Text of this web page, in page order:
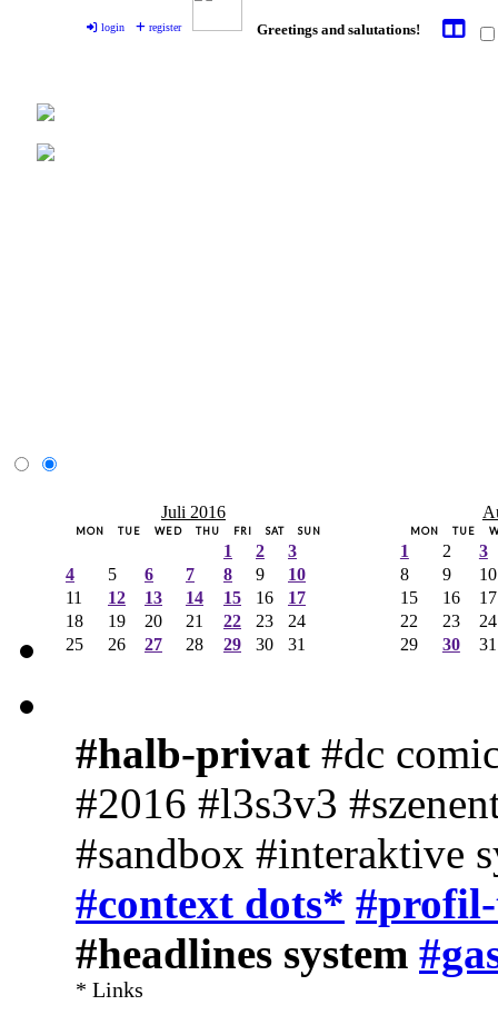
login register Greetings and salutations!
Juli 2016
MON TUE WED THU FRI SAT SUN
1 2
3
4
5 6 7 8 9
10
11
12 13 14 15 16
17
18
19 20 21 22 23
24
25
26 27 28 29 30 31
MON TUE
1 2
3
8
9
10
15
16
17
22
23
24
29
30 31
#halb-privat #dc
#2016 #l3s3v3
#sandbox #interaktive
#context dots*
#headlines system
* Links